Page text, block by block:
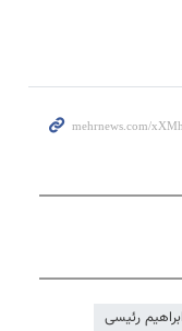
رئیسی